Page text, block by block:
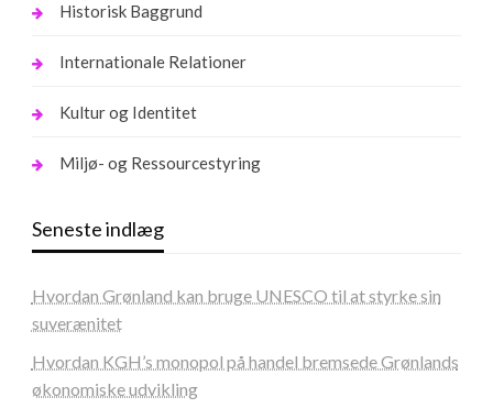
Historisk Baggrund
Internationale Relationer
Kultur og Identitet
Miljø- og Ressourcestyring
Seneste indlæg
Hvordan Grønland kan bruge UNESCO til at styrke sin
suverænitet
Hvordan KGH’s monopol på handel bremsede Grønlands
økonomiske udvikling